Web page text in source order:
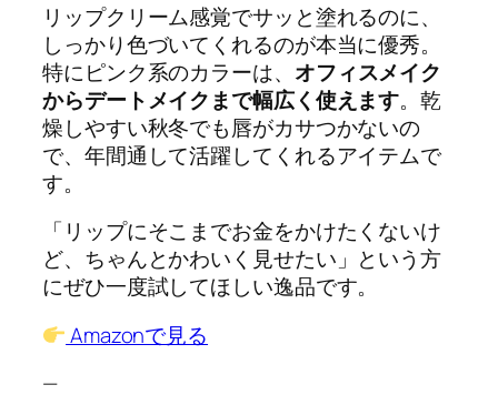
リップクリーム感覚でサッと塗れるのに、
しっかり色づいてくれるのが本当に優秀。
特にピンク系のカラーは、 オフィスメイク
からデートメイクまで幅広く使えます。乾
燥しやすい秋冬でも唇がカサつかないの
で、年間通して活躍してくれるアイテムで
す。
「リップにそこまでお金をかけたくないけ
ど、ちゃんとかわいく見せたい」という方
にぜひ一度試してほしい逸品です。
Amazonで見る
—